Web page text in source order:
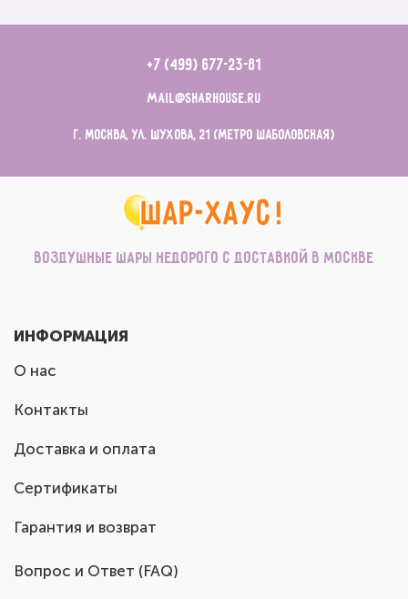
+7 (499) 677-23-81
mail@sharhouse.ru
г. Москва, ул. Шухова, 21 (метро Шаболовская)
Воздушные шары недорого с доставкой в Москве
ИНФОРМАЦИЯ
О нас
Контакты
Доставка и оплата
Сертификаты
Гарантия и возврат
Вопрос и Ответ (FAQ)